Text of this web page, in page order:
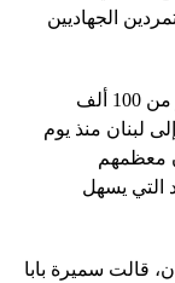
الجهاديين
وقال المسؤول الأمني ​​اللبناني الكبير إن أكثر من 100 ألف
لبنان منذ يوم
معظمهم
التي يسهل
قالت سميرة بابا